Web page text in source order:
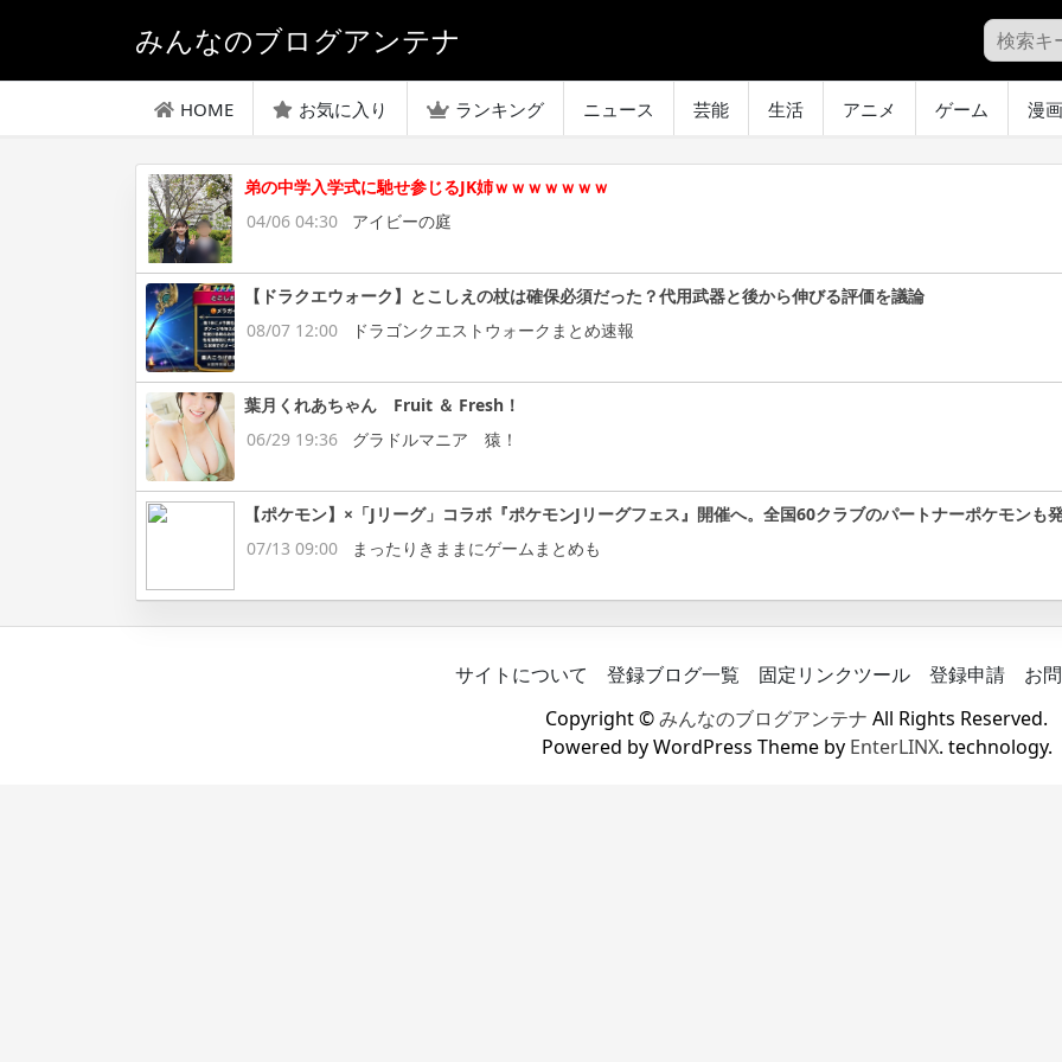
みんなのブログアンテナ
HOME お気に入り ランキング ニュース 芸能 生活 アニメ ゲーム 漫画
弟の中学入学式に馳せ参じるJK姉ｗｗｗｗｗｗｗ
04/06 04:30
アイビーの庭
【ドラクエウォーク】とこしえの杖は確保必須だった？代用武器と後から伸びる評価を議論
08/07 12:00
ドラゴンクエストウォークまとめ速報
葉月くれあちゃん Fruit ＆ Fresh！
06/29 19:36
グラドルマニア 猿！
【ポケモン】×「Jリーグ」コラボ『ポケモンJリーグフェス』開催へ。全国60クラブのパートナーポケモンも
07/13 09:00
まったりきままにゲームまとめも
サイトについて 登録ブログ一覧 固定リンクツール 登録申請
お
Copyright ©みんなのブログアンテナ All Rights Reserved.
Powered by WordPress Theme by EnterLINX. technology.